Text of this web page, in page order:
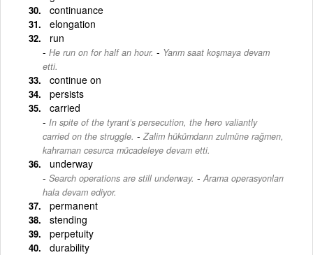
continuance
elongation
run
He run on for half an hour. - Yarım saat koşmaya devam
etti.
continue on
persists
carried
In spite of the tyrant’s persecution, the hero valiantly
carried on the struggle. - Zalim hükümdarın zulmüne rağmen,
kahraman cesurca mücadeleye devam etti.
underway
Search operations are still underway. - Arama operasyonları
hala devam ediyor.
permanent
stending
perpetuity
durability